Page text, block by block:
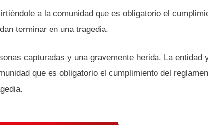
a la comunidad que es obligatorio el
terminar en una tragedia.
capturadas y una gravemente herida. La entidad
que es obligatorio el cumplimiento del